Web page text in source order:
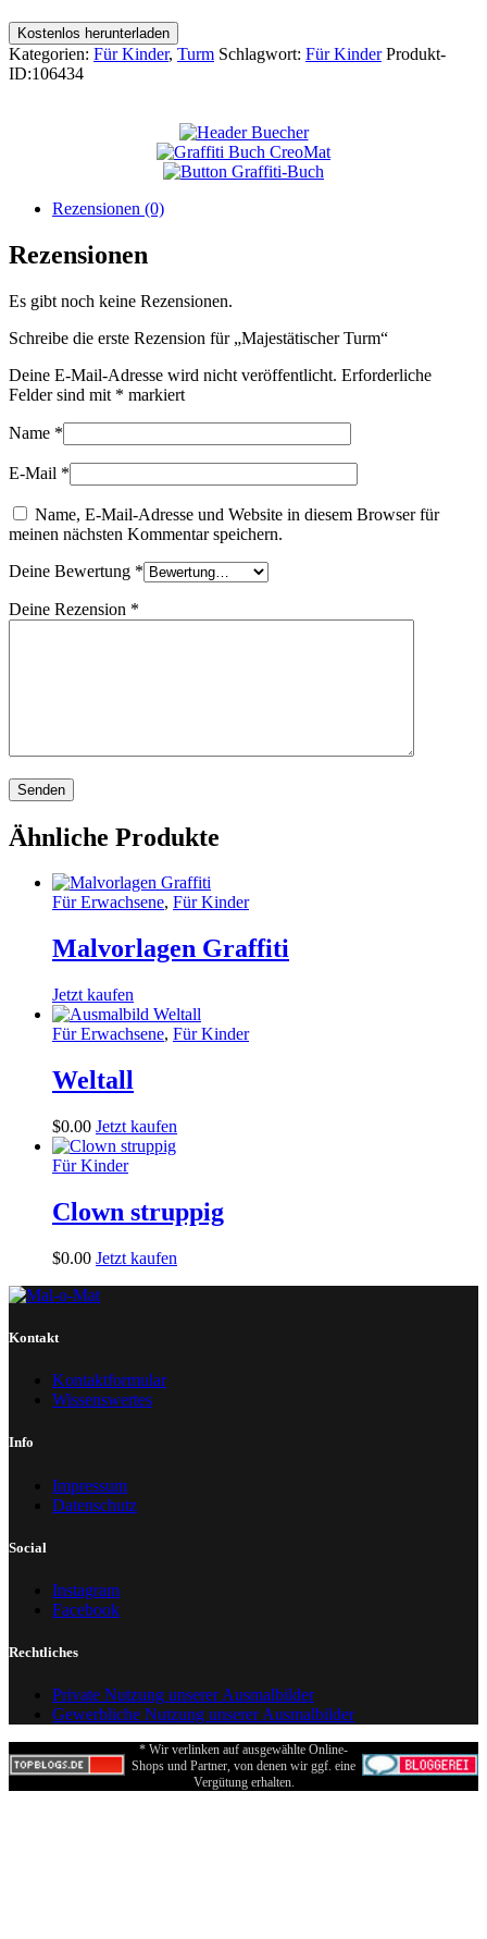
Kostenlos herunterladen
Kategorien: Für Kinder, Turm Schlagwort: Für Kinder Produkt-
ID:106434
Rezensionen (0)
Rezensionen
Es gibt noch keine Rezensionen.
Schreibe die erste Rezension für „Majestätischer Turm“
Deine E-Mail-Adresse wird nicht veröffentlicht. Erforderliche
Felder sind mit * markiert
Name *
E-Mail *
Name, E-Mail-Adresse und Website in diesem Browser für
meinen nächsten Kommentar speichern.
Deine Bewertung *
Deine Rezension *
Ähnliche Produkte
Für Erwachsene, Für Kinder
Malvorlagen Graffiti
Jetzt kaufen
Für Erwachsene, Für Kinder
Weltall
$0.00 Jetzt kaufen
Für Kinder
Clown struppig
$0.00 Jetzt kaufen
Kontakt
Kontaktformular
Wissenswertes
Info
Impressum
Datenschutz
Social
Instagram
Facebook
Rechtliches
Private Nutzung unserer Ausmalbilder
Gewerbliche Nutzung unserer Ausmalbilder
* Wir verlinken auf ausgewählte Online-
Shops und Partner, von denen wir ggf. eine
Vergütung erhalten.